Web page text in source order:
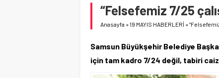
İŞTE FINDIK FİYATI!
YÖNETİCİ
“Felsefemiz 7/25
Anasayfa »19 MAYIS HABERLERİ »
Samsun Büyükşehir Belediye
için tam kadro 7/24 değil, tabiri